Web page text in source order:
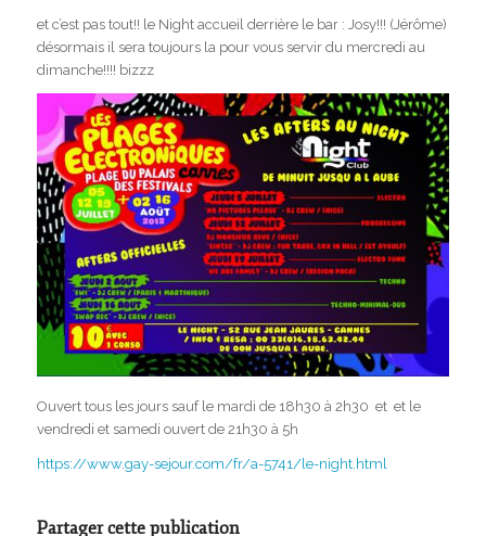
et c’est pas tout!! le Night accueil derrière le bar : Josy!!! (Jérôme)
désormais il sera toujours la pour vous servir du mercredi au
dimanche!!!! bizzz
Ouvert tous les jours sauf le mardi de 18h30 à 2h30 et et le
vendredi et samedi ouvert de 21h30 à 5h
https://www.gay-sejour.com/fr/a-5741/le-night.html
Partager cette publication